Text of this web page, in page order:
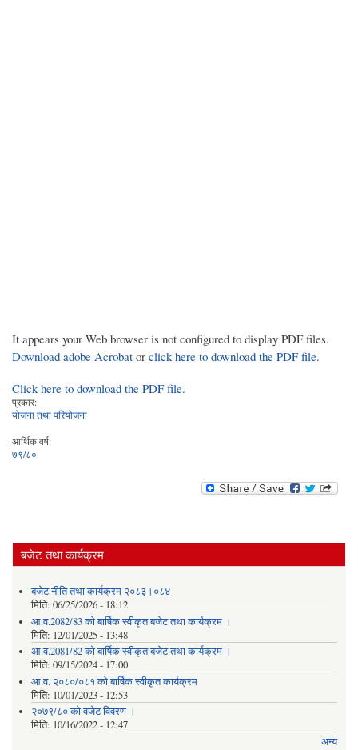
It appears your Web browser is not configured to display PDF files.
Download adobe Acrobat or click here to download the PDF file.
Click here to download the PDF file.
प्रकार:
योजना तथा परियोजना
आर्थिक वर्ष:
७९/८०
बजेट तथा कार्यक्रम
बजेट नीति तथा कार्यक्रम २०८३।०८४
मिति: 06/25/2026 - 18:12
आ.व.2082/83 को बार्षिक स्वीकृत बजेट तथा कार्यक्रम ।
मिति: 12/01/2025 - 13:48
आ.व.2081/82 को बार्षिक स्वीकृत बजेट तथा कार्यक्रम ।
मिति: 09/15/2024 - 17:00
आ.व. २०८०/०८१ को बार्षिक स्वीकृत कार्यक्रम
मिति: 10/01/2023 - 12:53
२०७९/८० को वजेट विवरण ।
मिति: 10/16/2022 - 12:47
अन्य